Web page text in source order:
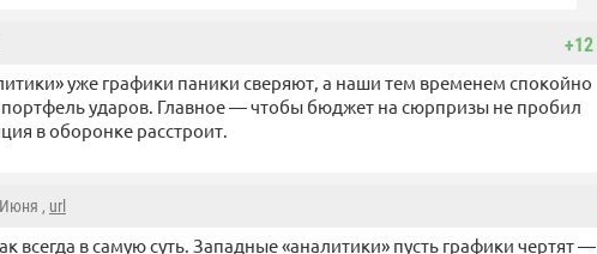
+12
уже графики паники сверяют, а наши тем временем спокойно
ударов. Главное — чтобы бюджет на сюрпризы не пробил
в оборонке расстроит.
, url
всегда в самую суть. Западные «аналитики» пусть графики чертят —